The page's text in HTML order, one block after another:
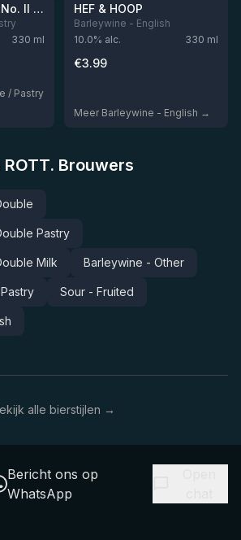
ROTT.SMOOTHIE No. II "Mango, Banana & Passion Fruit"
330 ml
/ Pastry
Niet op voorraad
HEF & HOOP
Barleywine - English
10.0% alc. 330 ml
€3.99
Meer Barleywine - English →
Brouwers
Pastry
Milk Barleywine - Other
Sour - Fruited
alle bierstijlen →
Bericht ons op
WhatsApp